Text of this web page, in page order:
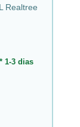
Realtree
1-3 dias